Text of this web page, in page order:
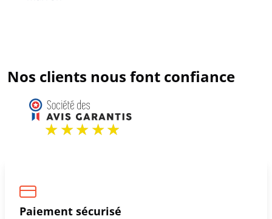
Nos clients nous font confiance
Paiement sécurisé